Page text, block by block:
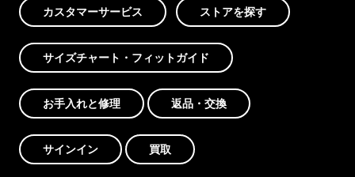
カスタマーサービス ストアを探す
サイズチャート・フィットガイド
お手入れと修理 返品・交換
サインイン 買取